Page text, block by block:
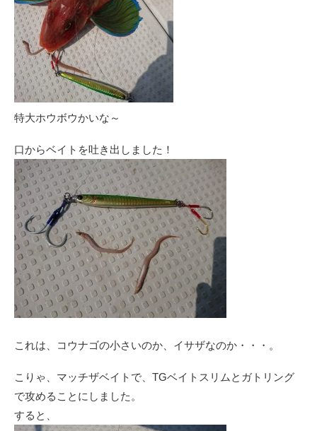
特大ホウボウかいな～
口からベイトを吐き出しました！
これは、コウナゴの小さいのか、イサザなのか・・・。
こりゃ、マッチザベイトで、TGベイトスリムとガトリング
で攻めることにしました。
すると、